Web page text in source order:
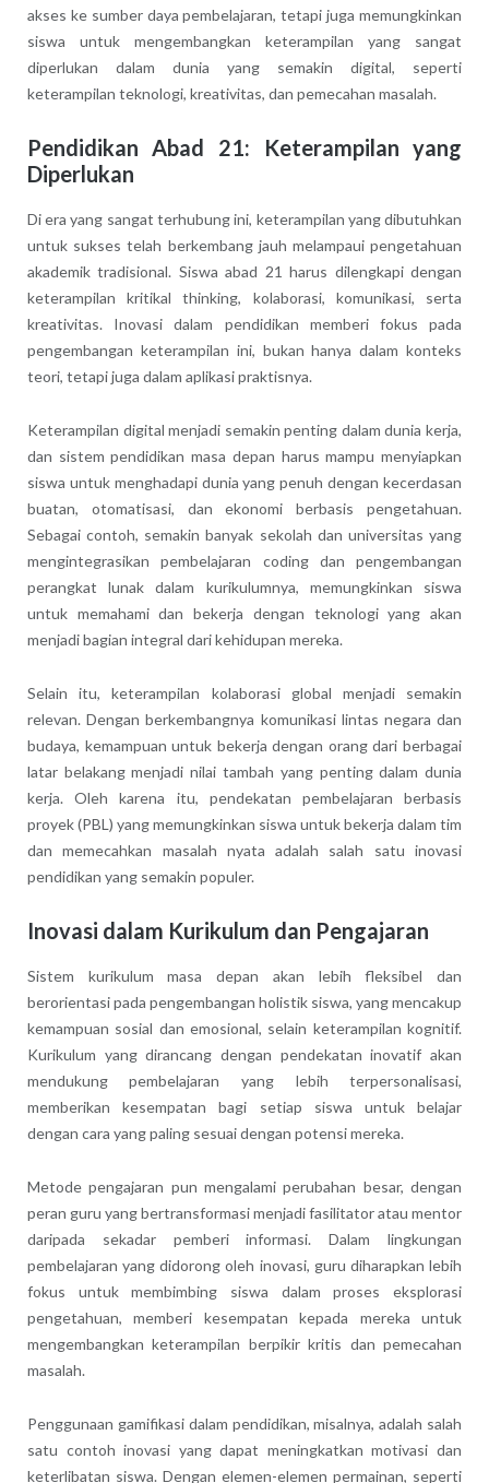
akses ke sumber daya pembelajaran, tetapi juga memungkinkan
siswa untuk mengembangkan keterampilan yang sangat
diperlukan dalam dunia yang semakin digital, seperti
keterampilan teknologi, kreativitas, dan pemecahan masalah.
Pendidikan Abad 21: Keterampilan yang
Diperlukan
Di era yang sangat terhubung ini, keterampilan yang dibutuhkan
untuk sukses telah berkembang jauh melampaui pengetahuan
akademik tradisional. Siswa abad 21 harus dilengkapi dengan
keterampilan kritikal thinking, kolaborasi, komunikasi, serta
kreativitas. Inovasi dalam pendidikan memberi fokus pada
pengembangan keterampilan ini, bukan hanya dalam konteks
teori, tetapi juga dalam aplikasi praktisnya.
Keterampilan digital menjadi semakin penting dalam dunia kerja,
dan sistem pendidikan masa depan harus mampu menyiapkan
siswa untuk menghadapi dunia yang penuh dengan kecerdasan
buatan, otomatisasi, dan ekonomi berbasis pengetahuan.
Sebagai contoh, semakin banyak sekolah dan universitas yang
mengintegrasikan pembelajaran coding dan pengembangan
perangkat lunak dalam kurikulumnya, memungkinkan siswa
untuk memahami dan bekerja dengan teknologi yang akan
menjadi bagian integral dari kehidupan mereka.
Selain itu, keterampilan kolaborasi global menjadi semakin
relevan. Dengan berkembangnya komunikasi lintas negara dan
budaya, kemampuan untuk bekerja dengan orang dari berbagai
latar belakang menjadi nilai tambah yang penting dalam dunia
kerja. Oleh karena itu, pendekatan pembelajaran berbasis
proyek (PBL) yang memungkinkan siswa untuk bekerja dalam tim
dan memecahkan masalah nyata adalah salah satu inovasi
pendidikan yang semakin populer.
Inovasi dalam Kurikulum dan Pengajaran
Sistem kurikulum masa depan akan lebih fleksibel dan
berorientasi pada pengembangan holistik siswa, yang mencakup
kemampuan sosial dan emosional, selain keterampilan kognitif.
Kurikulum yang dirancang dengan pendekatan inovatif akan
mendukung pembelajaran yang lebih terpersonalisasi,
memberikan kesempatan bagi setiap siswa untuk belajar
dengan cara yang paling sesuai dengan potensi mereka.
Metode pengajaran pun mengalami perubahan besar, dengan
peran guru yang bertransformasi menjadi fasilitator atau mentor
daripada sekadar pemberi informasi. Dalam lingkungan
pembelajaran yang didorong oleh inovasi, guru diharapkan lebih
fokus untuk membimbing siswa dalam proses eksplorasi
pengetahuan, memberi kesempatan kepada mereka untuk
mengembangkan keterampilan berpikir kritis dan pemecahan
masalah.
Penggunaan gamifikasi dalam pendidikan, misalnya, adalah salah
satu contoh inovasi yang dapat meningkatkan motivasi dan
keterlibatan siswa. Dengan elemen-elemen permainan, seperti